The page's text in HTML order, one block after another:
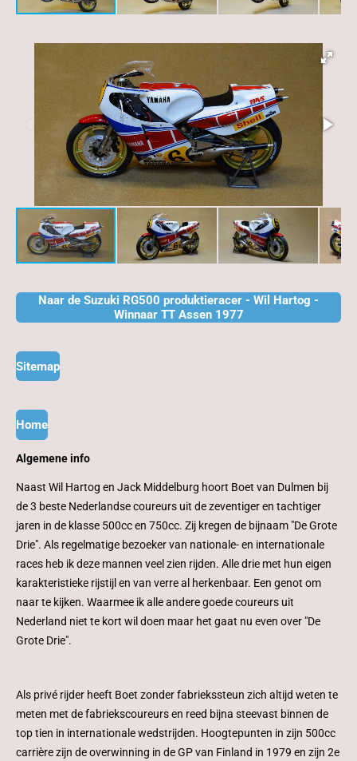
Naar de Suzuki RG500 produktieracer - Wil Hartog -
Winnaar TT Assen 1977
Sitemap
Home
Algemene info
Naast Wil Hartog en Jack Middelburg hoort Boet van Dulmen bij
de 3 beste Nederlandse coureurs uit de zeventiger en tachtiger
jaren in de klasse 500cc en 750cc. Zij kregen de bijnaam "De Grote
Drie". Als regelmatige bezoeker van nationale- en internationale
races heb ik deze mannen veel zien rijden. Alle drie met hun eigen
karakteristieke rijstijl en van verre al herkenbaar. Een genot om
naar te kijken. Waarmee ik alle andere goede coureurs uit
Nederland niet te kort wil doen maar het gaat nu even over "De
Grote Drie".
Als privé rijder heeft Boet zonder fabriekssteun zich altijd weten te
meten met de fabriekscoureurs en reed bijna steevast binnen de
top tien in internationale wedstrijden. Hoogtepunten in zijn 500cc
carrière zijn de overwinning in de GP van Finland in 1979 en zijn 2e